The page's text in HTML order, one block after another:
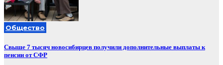
Общество
Свыше 7 тысяч новосибирцев получили дополнительные выплаты к
пенсии от СФР